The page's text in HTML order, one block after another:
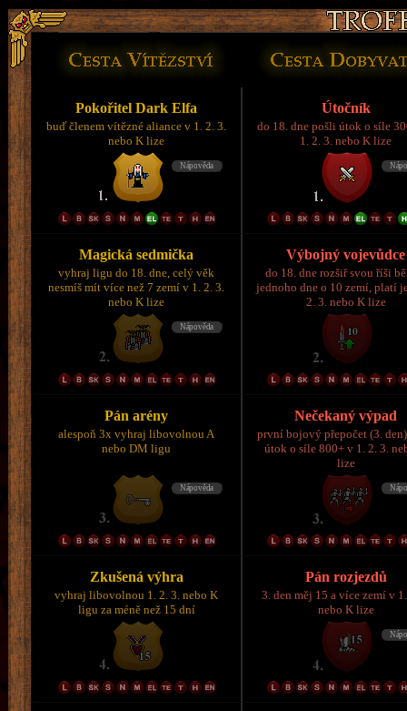
Pokořitel Dark Elfa
buď členem vítězné aliance v 1. 2. 3.
nebo K lize
Útočník
do 18. dne pošli útok o síle
1. 2. 3. nebo K lize
Magická sedmička
vyhraj ligu do 18. dne, celý věk
nesmíš mít více než 7 zemí v 1. 2. 3.
nebo K lize
Výbojný vojevůdce
do 18. dne rozšiř svou říši
jednoho dne o 10 zemí, platí
2. 3. nebo K lize
Pán arény
alespoň 3x vyhraj libovolnou A
nebo DM ligu
Nečekaný výpad
první bojový přepočet (3.
útok o síle 800+ v 1. 2. 3.
lize
Zkušená výhra
vyhraj libovolnou 1. 2. 3. nebo K
ligu za méně než 15 dní
Pán rozjezdů
3. den měj 15 a více zemí v
nebo K lize